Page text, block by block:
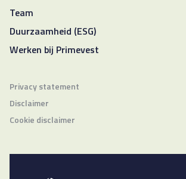
Team
Duurzaamheid (ESG)
Werken bij Primevest
Privacy statement
Disclaimer
Cookie disclaimer